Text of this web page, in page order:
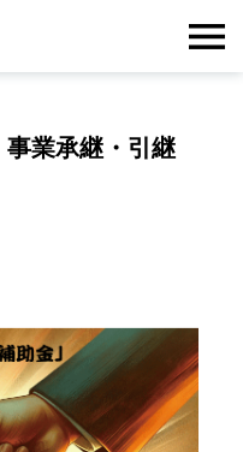
業承継・引継